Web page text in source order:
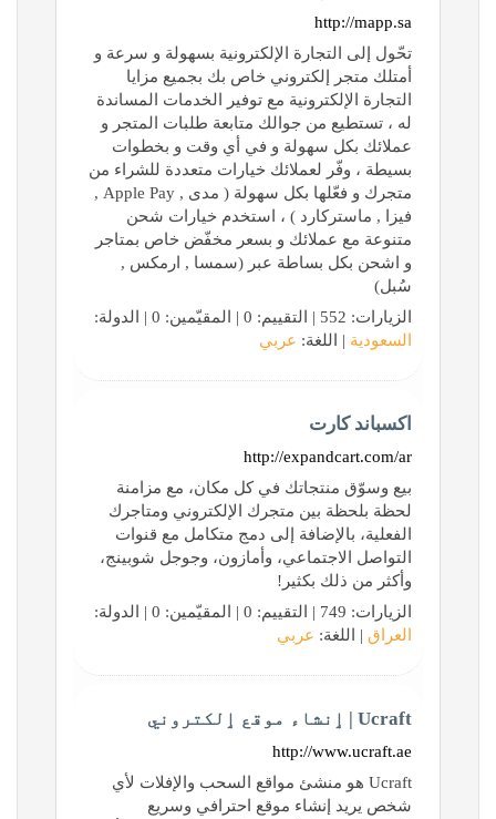
http://mapp.sa
تحّول إلى التجارة الإلكترونية بسهولة و سرعة و
أمتلك متجر إلكتروني خاص بك بجميع مزايا
التجارة الإلكترونية مع توفير الخدمات المساندة
له ، تستطيع من جوالك متابعة طلبات المتجر و
عملائك بكل سهولة و في أي وقت و بخطوات
بسيطة ، وفّر لعملائك خيارات متعددة للشراء من
متجرك و فعّلها بكل سهولة ( مدى , Apple Pay ,
فيزا , ماستركارد ) ، استخدم خيارات شحن
متنوعة مع عملائك و بسعر مخفّض خاص بمتاجر
و اشحن بكل بساطة عبر (سمسا , ارمكس ,
سُبل)
الزيارات: 552 | التقييم: 0 | المقيّمين: 0 | الدولة:
السعودية | اللغة: عربي
اكسباند كارت
http://expandcart.com/ar
بيع وسوّق منتجاتك في كل مكان، مع مزامنة
لحظة بلحظة بين متجرك الإلكتروني ومتاجرك
الفعلية، بالإضافة إلى دمج متكامل مع قنوات
التواصل الاجتماعي، وأمازون، وجوجل شوبينج،
وأكثر من ذلك بكثير!
الزيارات: 749 | التقييم: 0 | المقيّمين: 0 | الدولة:
العراق | اللغة: عربي
Ucraft | ٳنشاء موقع ٳلكتروني
http://www.ucraft.ae
Ucraft هو منشئ مواقع السحب والإفلات لأي
شخص يريد إنشاء موقع احترافي وسريع